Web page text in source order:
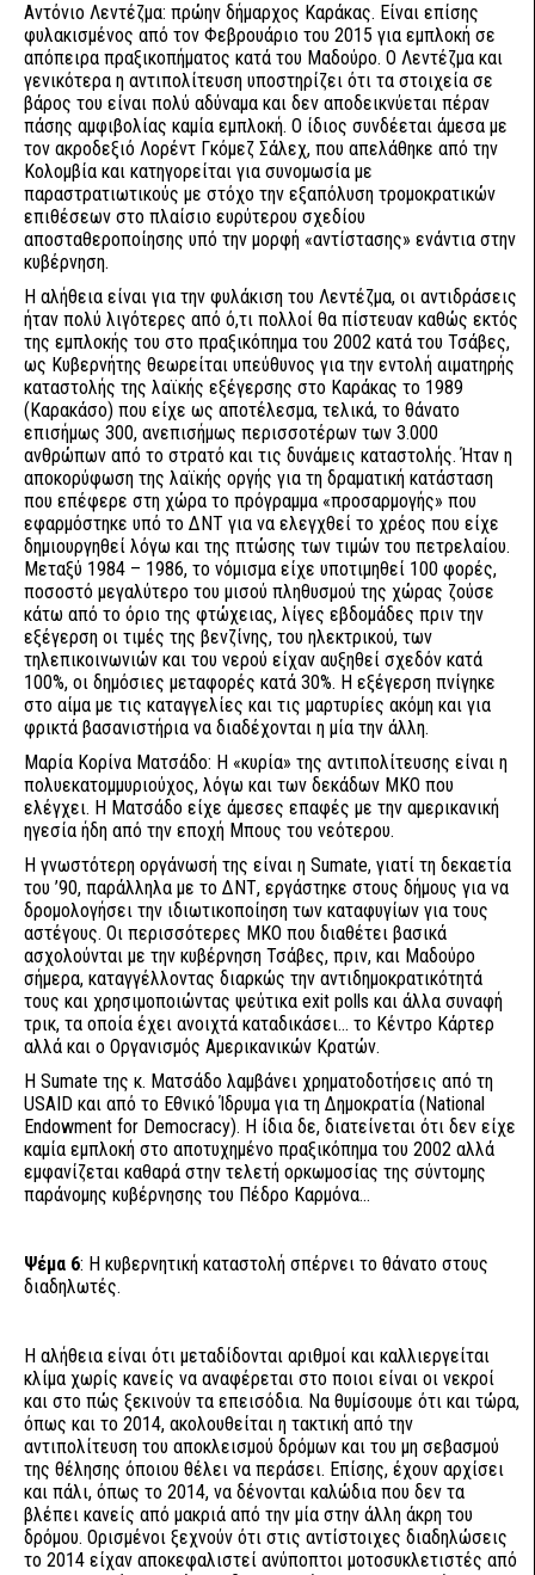
Αντόνιο Λεντέζμα: πρώην δήμαρχος Καράκας. Είναι επίσης
φυλακισμένος από τον Φεβρουάριο του 2015 για εμπλοκή σε
απόπειρα πραξικοπήματος κατά του Μαδούρο. Ο Λεντέζμα και
γενικότερα η αντιπολίτευση υποστηρίζει ότι τα στοιχεία σε
βάρος του είναι πολύ αδύναμα και δεν αποδεικνύεται πέραν
πάσης αμφιβολίας καμία εμπλοκή. Ο ίδιος συνδέεται άμεσα με
τον ακροδεξιό Λορέντ Γκόμεζ Σάλεχ, που απελάθηκε από την
Κολομβία και κατηγορείται για συνομωσία με
παραστρατιωτικούς με στόχο την εξαπόλυση τρομοκρατικών
επιθέσεων στο πλαίσιο ευρύτερου σχεδίου
αποσταθεροποίησης υπό την μορφή «αντίστασης» ενάντια στην
κυβέρνηση.
Η αλήθεια είναι για την φυλάκιση του Λεντέζμα, οι αντιδράσεις
ήταν πολύ λιγότερες από ό,τι πολλοί θα πίστευαν καθώς εκτός
της εμπλοκής του στο πραξικόπημα του 2002 κατά του Τσάβες,
ως Κυβερνήτης θεωρείται υπεύθυνος για την εντολή αιματηρής
καταστολής της λαϊκής εξέγερσης στο Καράκας το 1989
(Καρακάσο) που είχε ως αποτέλεσμα, τελικά, το θάνατο
επισήμως 300, ανεπισήμως περισσοτέρων των 3.000
ανθρώπων από το στρατό και τις δυνάμεις καταστολής. Ήταν η
αποκορύφωση της λαϊκής οργής για τη δραματική κατάσταση
που επέφερε στη χώρα το πρόγραμμα «προσαρμογής» που
εφαρμόστηκε υπό το ΔΝΤ για να ελεγχθεί το χρέος που είχε
δημιουργηθεί λόγω και της πτώσης των τιμών του πετρελαίου.
Μεταξύ 1984 – 1986, το νόμισμα είχε υποτιμηθεί 100 φορές,
ποσοστό μεγαλύτερο του μισού πληθυσμού της χώρας ζούσε
κάτω από το όριο της φτώχειας, λίγες εβδομάδες πριν την
εξέγερση οι τιμές της βενζίνης, του ηλεκτρικού, των
τηλεπικοινωνιών και του νερού είχαν αυξηθεί σχεδόν κατά
100%, οι δημόσιες μεταφορές κατά 30%. Η εξέγερση πνίγηκε
στο αίμα με τις καταγγελίες και τις μαρτυρίες ακόμη και για
φρικτά βασανιστήρια να διαδέχονται η μία την άλλη.
Μαρία Κορίνα Ματσάδο: Η «κυρία» της αντιπολίτευσης είναι η
πολυεκατομμυριούχος, λόγω και των δεκάδων ΜΚΟ που
ελέγχει. Η Ματσάδο είχε άμεσες επαφές με την αμερικανική
ηγεσία ήδη από την εποχή Μπους του νεότερου.
Η γνωστότερη οργάνωσή της είναι η Sumate, γιατί τη δεκαετία
του ’90, παράλληλα με το ΔΝΤ, εργάστηκε στους δήμους για να
δρομολογήσει την ιδιωτικοποίηση των καταφυγίων για τους
αστέγους. Οι περισσότερες ΜΚΟ που διαθέτει βασικά
ασχολούνται με την κυβέρνηση Τσάβες, πριν, και Μαδούρο
σήμερα, καταγγέλλοντας διαρκώς την αντιδημοκρατικότητά
τους και χρησιμοποιώντας ψεύτικα exit polls και άλλα συναφή
τρικ, τα οποία έχει ανοιχτά καταδικάσει... το Κέντρο Κάρτερ
αλλά και ο Οργανισμός Αμερικανικών Κρατών.
Η Sumate της κ. Ματσάδο λαμβάνει χρηματοδοτήσεις από τη
USAID και από το Εθνικό Ίδρυμα για τη Δημοκρατία (National
Endowment for Democracy). Η ίδια δε, διατείνεται ότι δεν είχε
καμία εμπλοκή στο αποτυχημένο πραξικόπημα του 2002 αλλά
εμφανίζεται καθαρά στην τελετή ορκωμοσίας της σύντομης
παράνομης κυβέρνησης του Πέδρο Καρμόνα...
Ψέμα 6: Η κυβερνητική καταστολή σπέρνει το θάνατο στους
διαδηλωτές.
Η αλήθεια είναι ότι μεταδίδονται αριθμοί και καλλιεργείται
κλίμα χωρίς κανείς να αναφέρεται στο ποιοι είναι οι νεκροί
και στο πώς ξεκινούν τα επεισόδια. Να θυμίσουμε ότι και τώρα,
όπως και το 2014, ακολουθείται η τακτική από την
αντιπολίτευση του αποκλεισμού δρόμων και του μη σεβασμού
της θέλησης όποιου θέλει να περάσει. Επίσης, έχουν αρχίσει
και πάλι, όπως το 2014, να δένονται καλώδια που δεν τα
βλέπει κανείς από μακριά από την μία στην άλλη άκρη του
δρόμου. Ορισμένοι ξεχνούν ότι στις αντίστοιχες διαδηλώσεις
το 2014 είχαν αποκεφαλιστεί ανύποπτοι μοτοσυκλετιστές από